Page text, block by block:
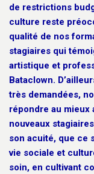
de restrictions
culture reste
qualité de nos
stagiaires qui
artistique et
Bataclown.
très demandées,
répondre au mieux
nouveaux
son acuité, que ce
vie sociale et
soin, en cultivant